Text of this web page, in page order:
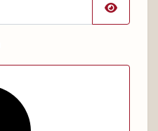
Afficher